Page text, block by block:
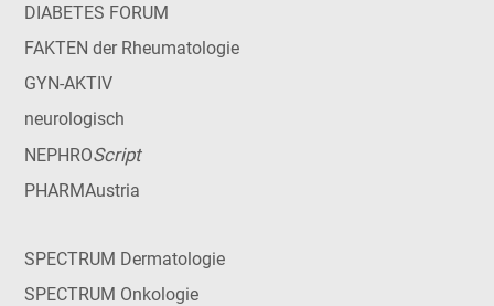
DIABETES FORUM
FAKTEN der Rheumatologie
GYN-AKTIV
neurologisch
NEPHROScript
PHARMAustria
SPECTRUM Dermatologie
SPECTRUM Onkologie